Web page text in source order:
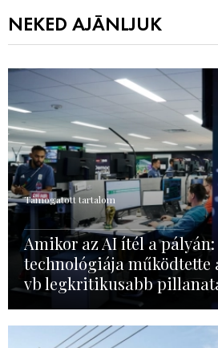
NEKED AJÁNLJUK
Támogatott tartalom
Amikor az AI ítél a pályán:
technológiája működtette
vb legkritikusabb